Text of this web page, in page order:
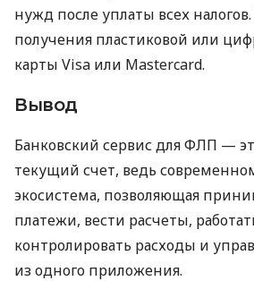
нужд после уплаты всех
получения пластиковой или
карты Visa или Mastercard.
Вывод
Банковский сервис для ФЛП —
текущий счет, ведь
экосистема, позволяющая
платежи, вести расчеты,
контролировать расходы и
из одного приложения.